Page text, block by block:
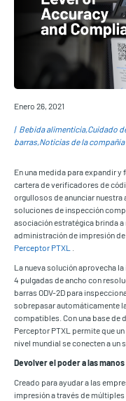
Enero 26, 2021
Bebida alimenticia Cuidado
barras Noticias de la compañía
En una medida para expandir y
cartera de verificadores de
orgullosos de anunciar nuestra
soluciones de inspección
asociación estratégica brinda
administración de impresión
Perceptor PTXL
La nueva solución aprovecha
4 pulgadas de ancho con
barras ODV-2D para
sobrepasar automáticamente
compatibles. Con una base de
Perceptor PTXL permite que
nivel mundial se conecten a un
Devolver el poder a las
Creado para ayudar a las
impresión a través de